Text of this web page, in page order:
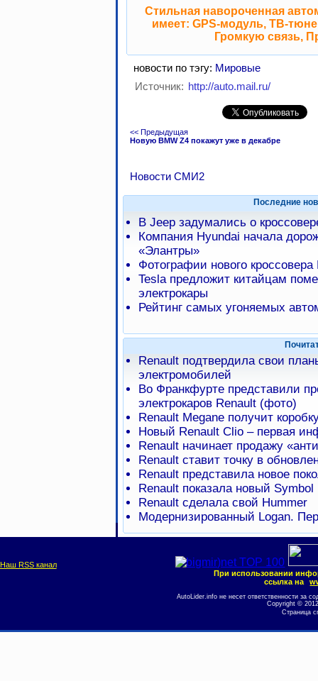
Стильная навороченная
имеет: GPS-модуль, ТВ-
Громкую связь,
новости по тэгу: Мировые
Источник: http://auto.mail.ru/
<< Предыдущая
Новую BMW Z4 покажут уже в декабре
Новости СМИ2
Последние
В Jeep задумались о
Компания Hyundai начала
«Элантры»
Фотографии нового
Tesla предложит китайцам
электрокары
Рейтинг самых угоняемых
Renault подтвердила свои
электромобилей
Во Франкфурте представили
электрокаров Renault (фото)
Renault Megane получит
Новый Renault Clio – первая
Renault начинает продажу
Renault ставит точку в
Renault представила новое
Renault показала новый
Renault сделала свой Hummer
Модернизированный Logan.
Наш RSS канал
При использовании
ссылка на
AutoLider.info не несет ответственности за
Copyright ©
Страница